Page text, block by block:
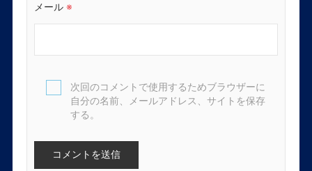
メール ※
次回のコメントで使用するためブラウザーに
自分の名前、メールアドレス、サイトを保存
する。